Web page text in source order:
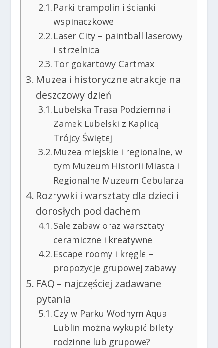
Parki trampolin i ścianki
wspinaczkowe
Laser City – paintball laserowy
i strzelnica
Tor gokartowy Cartmax
Muzea i historyczne atrakcje na
deszczowy dzień
Lubelska Trasa Podziemna i
Zamek Lubelski z Kaplicą
Trójcy Świętej
Muzea miejskie i regionalne, w
tym Muzeum Historii Miasta i
Regionalne Muzeum Cebularza
Rozrywki i warsztaty dla dzieci i
dorosłych pod dachem
Sale zabaw oraz warsztaty
ceramiczne i kreatywne
Escape roomy i kręgle –
propozycje grupowej zabawy
FAQ – najczęściej zadawane
pytania
Czy w Parku Wodnym Aqua
Lublin można wykupić bilety
rodzinne lub grupowe?